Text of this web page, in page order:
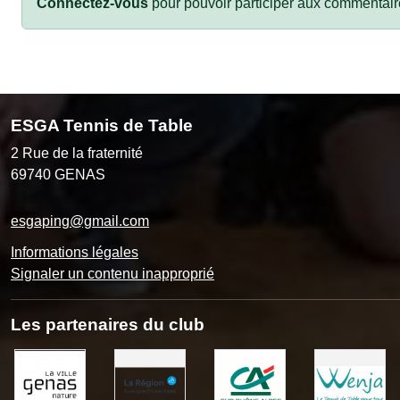
ESGA Tennis de Table
2 Rue de la fraternité
69740 GENAS
esgaping@gmail.com
Informations légales
Signaler un contenu inapproprié
Les partenaires du club